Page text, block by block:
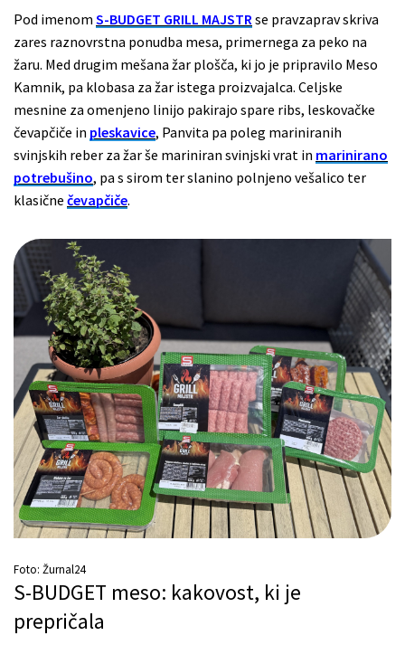
Pod imenom S-BUDGET GRILL MAJSTRse pravzaprav skriva
zares raznovrstna ponudba mesa, primernega za peko na
žaru. Med drugim mešana žar plošča, ki jo je pripravilo Meso
Kamnik, pa klobasa za žar istega proizvajalca. Celjske
mesnine za omenjeno linijo pakirajo spare ribs, leskovačke
čevapčiče in pleskavice, Panvita pa poleg mariniranih
svinjskih reber za žar še mariniran svinjski vrat in marinirano
potrebušino, pa s sirom ter slanino polnjeno vešalico ter
klasične čevapčiče.
Foto: Žurnal24
S-BUDGET meso: kakovost, ki je
prepričala